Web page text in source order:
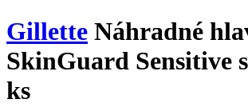
Gillette Náhradné
SkinGuard Sensitive
ks